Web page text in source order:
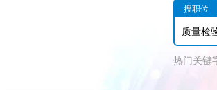
搜职位
热门关键